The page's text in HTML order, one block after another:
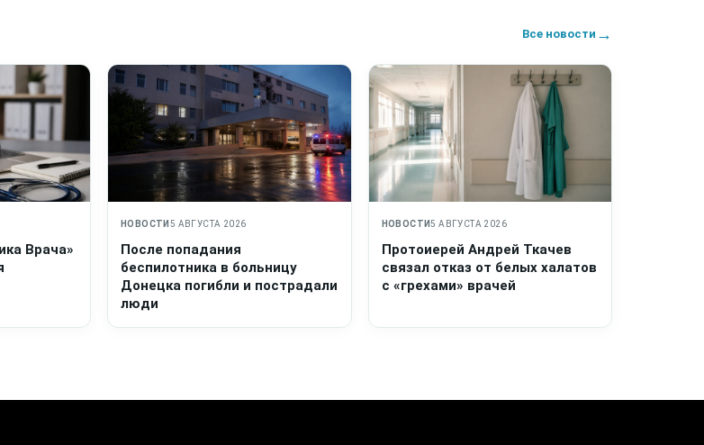
Все новости →
Врача»
НОВОСТИ 5 АВГУСТА 2026
После попадания
беспилотника в больницу
Донецка погибли и пострадали
люди
НОВОСТИ5 АВГУСТА 2026
Протоиерей Андрей Ткачев
связал отказ от белых халатов
с «грехами» врачей